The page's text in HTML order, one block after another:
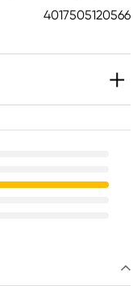
4017505120566
GmbH